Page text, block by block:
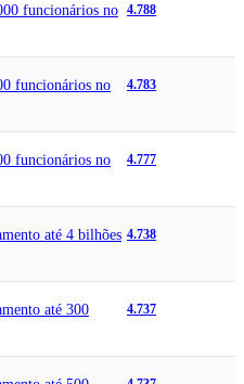
funcionários no
4.788
funcionários no
4.783
funcionários no
4.777
até 4 bilhões 4.738
até 300
4.737